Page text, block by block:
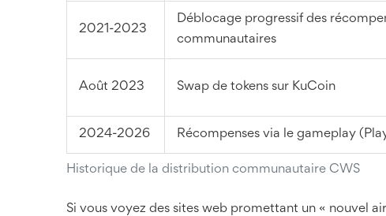
Historique de la distribution communautaire CWS
2021-2023
Déblocage progressif des
communautaires
Août 2023 Swap de tokens sur KuCoin
2024-2026 Récompenses via le gameplay
Si vous voyez des sites web promettant un « nouvel